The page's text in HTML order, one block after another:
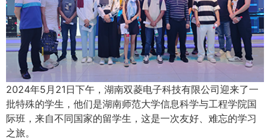
2024年5月21日下午，湖南双菱电子科技有限公司迎来了一
批特殊的学生，他们是湖南师范大学信息科学与工程学院国
际班，来自不同国家的留学生，这是一次友好、难忘的学习
之旅。